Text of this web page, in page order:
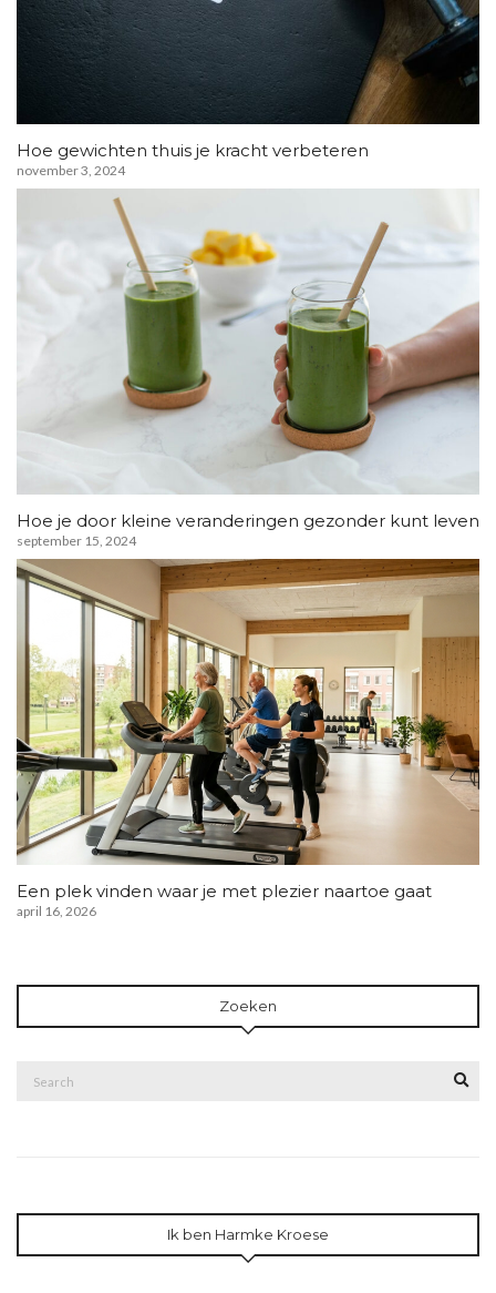
Hoe gewichten thuis je kracht verbeteren
november 3, 2024
Hoe je door kleine veranderingen gezonder kunt leven
september 15, 2024
Een plek vinden waar je met plezier naartoe gaat
april 16, 2026
Zoeken
for:
Ik ben Harmke Kroese